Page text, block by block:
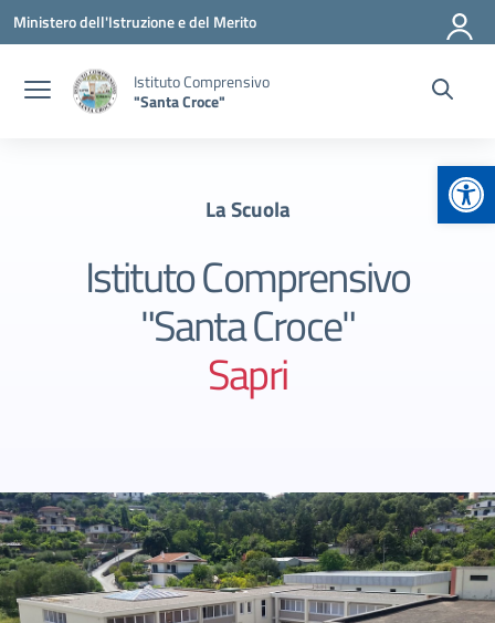
Vai ai contenuti
Vai al menu di navigazione
Vai al footer
Ministero dell'Istruzione e del Merito
Istituto Comprensivo
"Santa Croce"
La Scuola
Istituto Comprensivo
"Santa Croce"
Sapri